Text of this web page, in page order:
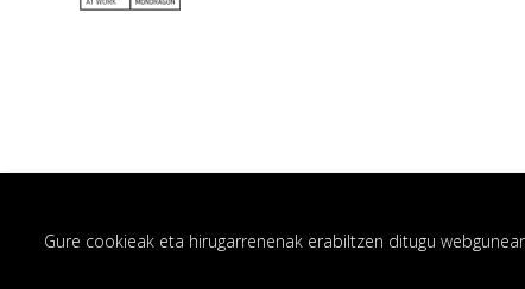
Gure cookieak eta hirugarrenenak erabiltzen ditugu